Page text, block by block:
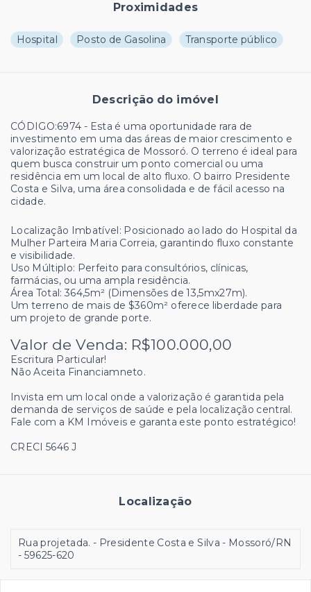
Proximidades
Hospital Posto de Gasolina Transporte público
Descrição do imóvel
CÓDIGO:6974 - Esta é uma oportunidade rara de
investimento em uma das áreas de maior crescimento e
valorização estratégica de Mossoró. O terreno é ideal para
quem busca construir um ponto comercial ou uma
residência em um local de alto fluxo. O bairro Presidente
Costa e Silva, uma área consolidada e de fácil acesso na
cidade.
Localização Imbatível: Posicionado ao lado do Hospital da
Mulher Parteira Maria Correia, garantindo fluxo constante
e visibilidade.
Uso Múltiplo: Perfeito para consultórios, clínicas,
farmácias, ou uma ampla residência.
Área Total: 364,5m² (Dimensões de 13,5mx27m).
Um terreno de mais de $360m² oferece liberdade para
um projeto de grande porte.
Valor de Venda: R$100.000,00
Escritura Particular!
Não Aceita Financiamneto.
Invista em um local onde a valorização é garantida pela
demanda de serviços de saúde e pela localização central.
Fale com a KM Imóveis e garanta este ponto estratégico!
CRECI 5646 J
Localização
Rua projetada. - Presidente Costa e Silva - Mossoró/RN
- 59625-620